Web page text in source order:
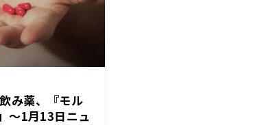
み薬、『モル
～1月13日ニュ